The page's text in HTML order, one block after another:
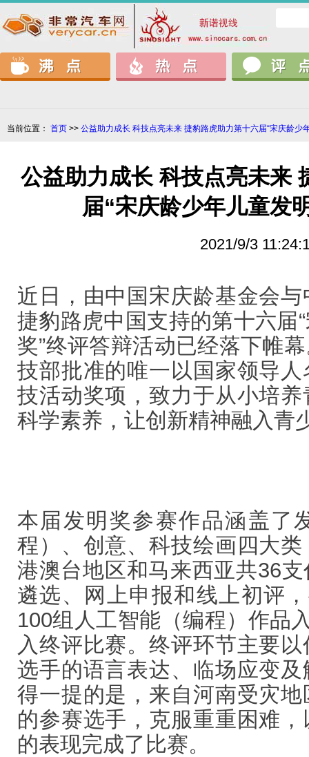
当前位置： 首页 >> 公益助力成长 科技点亮未来 捷豹路虎助力第十六届“宋庆龄少
公益助力成长 科技点亮未来
届“宋庆龄少年儿童发
2021/9/3
近日，由中国宋庆龄基金会
捷豹路虎中国支持的第十六届
奖”终评答辩活动已经落下帷
技部批准的唯一以国家领导
技活动奖项，致力于从小培
科学素养，让创新精神融入青
本届发明奖参赛作品涵盖了
程）、创意、科技绘画四大
港澳台地区和马来西亚共36
遴选、网上申报和线上初评
100组人工智能（编程）作品
入终评比赛。终评环节主要
选手的语言表达、临场应变
得一提的是，来自河南受灾
的参赛选手，克服重重困难
的表现完成了比赛。